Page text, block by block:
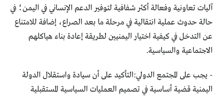
آليات تعاونية وفعالة أكثر شفافية لتوفير الدعم الإنساني في اليمن؛ في
حالة حدوث عملية انتقالية في مرحلة ما بعد الصراع، إضافة للامتناع
عن التدخل في كيفية اختيار اليمنيين لطريقة إعادة بناء هياكلهم
الاجتماعية والسياسية.
- يجب على المجتمع الدولي:التأكيد على أن سيادة واستقلال الدولة
اليمنية قضية أساسية في تصميم العمليات السياسية المستقبلية